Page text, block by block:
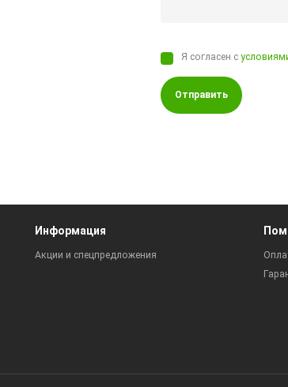
Я согласен с
Отправить
Информация
Акции и спецпредложения